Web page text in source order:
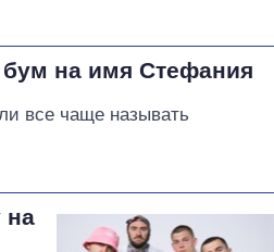
на имя Стефания
все чаще называть
на